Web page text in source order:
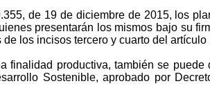
de 19 de diciembre de 2015, los
presentarán los mismos bajo su
los incisos tercero y cuarto del
finalidad productiva, también se
Sostenible, aprobado por